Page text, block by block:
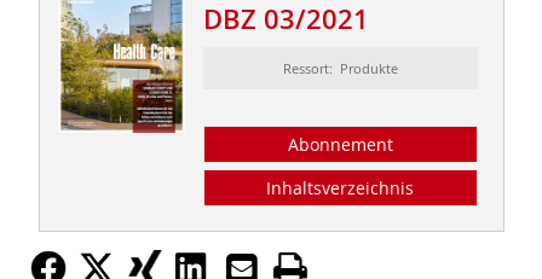
DBZ 03/2021
Ressort: Produkte
Abonnement
Inhaltsverzeichnis